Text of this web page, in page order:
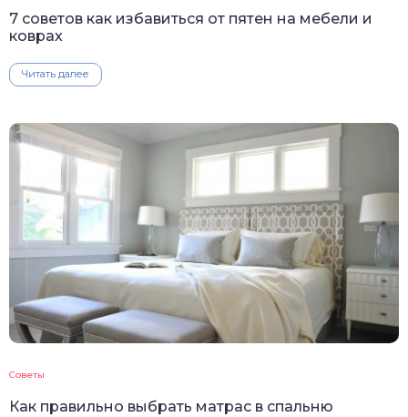
7 советов как избавиться от пятен на мебели и
коврах
Читать далее
Советы
Как правильно выбрать матрас в спальню